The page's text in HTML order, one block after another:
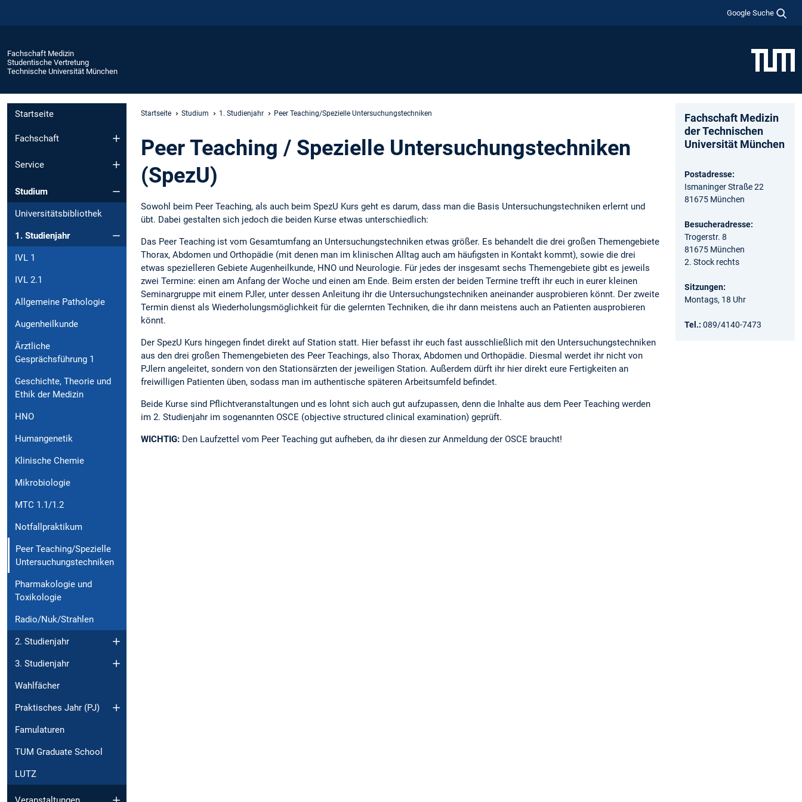
Google Suche
Fachschaft Medizin
Studentische Vertretung
Technische Universität München
Startseite
Fachschaft
Service
Studium
Universitätsbibliothek
1. Studienjahr
IVL 1
IVL 2.1
Allgemeine Pathologie
Augenheilkunde
Ärztliche
Gesprächsführung 1
Geschichte, Theorie und
Ethik der Medizin
HNO
Humangenetik
Klinische Chemie
Mikrobiologie
MTC 1.1/1.2
Notfallpraktikum
Peer Teaching/Spezielle
Untersuchungstechniken
Pharmakologie und
Toxikologie
Radio/Nuk/Strahlen
2. Studienjahr
3. Studienjahr
Wahlfächer
Praktisches Jahr (PJ)
Famulaturen
TUM Graduate School
LUTZ
Startseite Studium 1. Studienjahr Peer Teaching/Spezielle Untersuchungstechniken
Peer Teaching / Spezielle Untersuchungstechniken
(SpezU)
Sowohl beim Peer Teaching, als auch beim SpezU Kurs geht es darum, dass man die Basis Untersuchungstechniken erlernt und
übt. Dabei gestalten sich jedoch die beiden Kurse etwas unterschiedlich:
Das Peer Teaching ist vom Gesamtumfang an Untersuchungstechniken etwas größer. Es behandelt die drei großen Themengebiete
Thorax, Abdomen und Orthopädie (mit denen man im klinischen Alltag auch am häufigsten in Kontakt kommt), sowie die drei
etwas spezielleren Gebiete Augenheilkunde, HNO und Neurologie. Für jedes der insgesamt sechs Themengebiete gibt es jeweils
zwei Termine: einen am Anfang der Woche und einen am Ende. Beim ersten der beiden Termine trefft ihr euch in eurer kleinen
Seminargruppe mit einem PJler, unter dessen Anleitung ihr die Untersuchungstechniken aneinander ausprobieren könnt. Der zweite
Termin dienst als Wiederholungsmöglichkeit für die gelernten Techniken, die ihr dann meistens auch an Patienten ausprobieren
könnt.
Der SpezU Kurs hingegen findet direkt auf Station statt. Hier befasst ihr euch fast ausschließlich mit den Untersuchungstechniken
aus den drei großen Themengebieten des Peer Teachings, also Thorax, Abdomen und Orthopädie. Diesmal werdet ihr nicht von
PJlern angeleitet, sondern von den Stationsärzten der jeweiligen Station. Außerdem dürft ihr hier direkt eure Fertigkeiten an
freiwilligen Patienten üben, sodass man im authentische späteren Arbeitsumfeld befindet.
Beide Kurse sind Pflichtveranstaltungen und es lohnt sich auch gut aufzupassen, denn die Inhalte aus dem Peer Teaching werden
im 2. Studienjahr im sogenannten OSCE (objective structured clinical examination) geprüft.
WICHTIG: Den Laufzettel vom Peer Teaching gut aufheben, da ihr diesen zur Anmeldung der OSCE braucht!
Fachschaft Medizin
der Technischen
Universität München
Postadresse:
Ismaninger Straße 22
81675 München
Besucheradresse:
Trogerstr. 8
81675 München
2. Stock rechts
Sitzungen:
Montags, 18 Uhr
Tel.: 089/4140-7473